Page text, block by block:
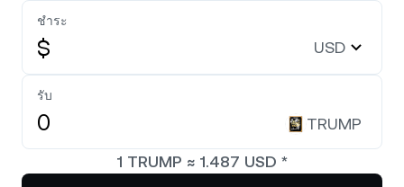
Fixed-term Savings
Dual Investment
Exchange
Credit Line
ไพรมโบรกเกอร์
White Label
Nexo Ventures
Payment Gateway
ตลาดเพิ่มขึ้น
Ethereum ETH 0.33%
บริษัท
เกี่ยวกับ
ความปลอดภัย
พันธมิตร
ชำระ
$ USD
รับ
TRUMP
1 TRUMP ≈ 1.487 USD *